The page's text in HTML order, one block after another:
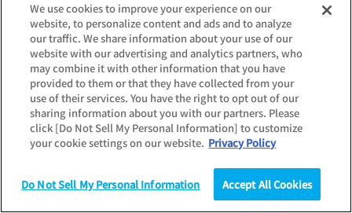
統計（データ） コラム
コラム
PDCAサイクルとは？時代遅れや古いと思われる理
由、OODA（ウーダ）ループとの違いも
調査・データ
2027年卒 内定者意識調査
We use cookies to improve your experience on our
website, to personalize content and ads and to analyze
our traffic. We share information about your use of our
website with our advertising and analytics partners, who
may combine it with other information that you have
provided to them or that they have collected from your
use of their services. You have the right to opt out of our
sharing information about you with our partners. Please
click [Do Not Sell My Personal Information] to customize
your cookie settings on our website. Privacy Policy
Do Not Sell My Personal Information Accept All Cookies